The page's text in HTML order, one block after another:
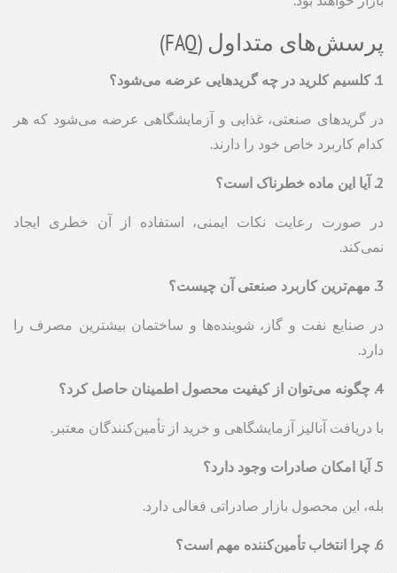
پرسش‌های متداول (FAQ)
1. کلسیم کلرید در چه گریدهایی عرضه می‌شود؟
در گریدهای صنعتی، غذایی و آزمایشگاهی عرضه می‌شود که هر
کدام کاربرد خاص خود را دارند.
2. آیا این ماده خطرناک است؟
در صورت رعایت نکات ایمنی، استفاده از آن خطری ایجاد
نمی‌کند.
3. مهم‌ترین کاربرد صنعتی آن چیست؟
در صنایع نفت و گاز، شوینده‌ها و ساختمان بیشترین مصرف را
دارد.
4. چگونه می‌توان از کیفیت محصول اطمینان حاصل کرد؟
با دریافت آنالیز آزمایشگاهی و خرید از تأمین‌کنندگان معتبر.
5. آیا امکان صادرات وجود دارد؟
بله، این محصول بازار صادراتی فعالی دارد.
6. چرا انتخاب تأمین‌کننده مهم است؟